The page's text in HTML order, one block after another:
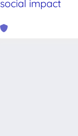
social impact